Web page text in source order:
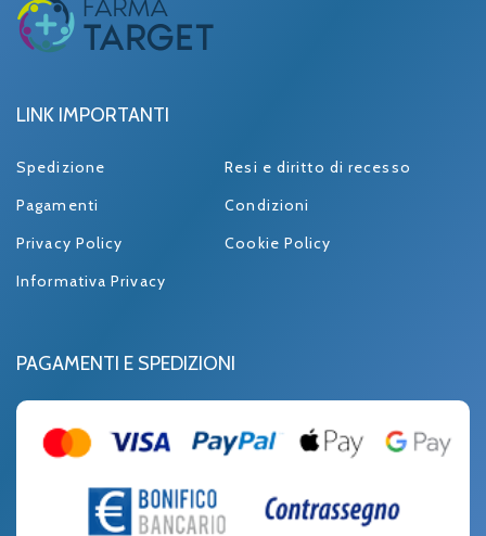
LINK IMPORTANTI
Spedizione
Resi e diritto di recesso
Pagamenti
Condizioni
Privacy Policy
Cookie Policy
Informativa Privacy
PAGAMENTI E SPEDIZIONI